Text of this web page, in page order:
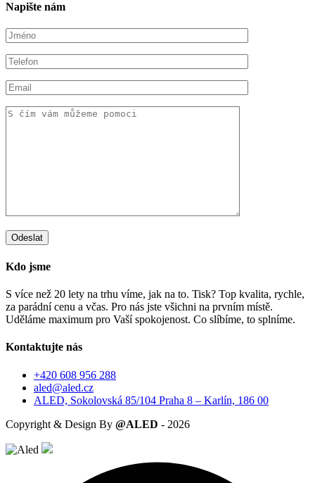
Napište nám
Kdo jsme
S více než 20 lety na trhu víme, jak na to. Tisk? Top kvalita, rychle,
za parádní cenu a včas. Pro nás jste všichni na prvním místě.
Uděláme maximum pro Vaší spokojenost. Co slíbíme, to splníme.
Kontaktujte nás
+420 608 956 288
aled@aled.cz
ALED, Sokolovská 85/104 Praha 8 – Karlín, 186 00
Copyright & Design By @ALED - 2026